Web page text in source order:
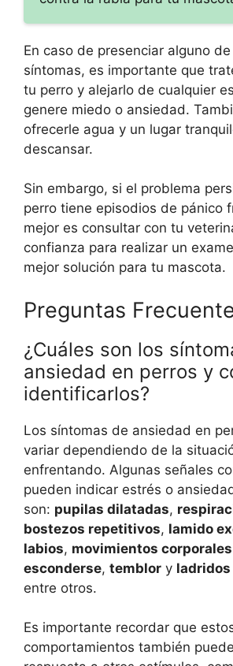
En caso de presenciar alguno
síntomas, es importante que
tu perro y alejarlo de cualquier
genere miedo o ansiedad.
ofrecerle agua y un lugar
descansar.
Sin embargo, si el problema
perro tiene episodios de pánico
mejor es consultar con tu
confianza para realizar un
mejor solución para tu mascota.
Preguntas
¿Cuáles son los
ansiedad en perros y
identificarlos?
Los síntomas de ansiedad en
variar dependiendo de la
enfrentando. Algunas señales
pueden indicar estrés o
son: pupilas dilatadas,
bostezos repetitivos, lamido
labios, movimientos
esconderse, temblor y
entre otros.
Es importante recordar que
comportamientos también